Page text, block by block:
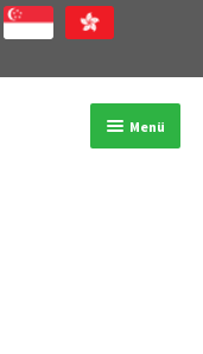
Menü